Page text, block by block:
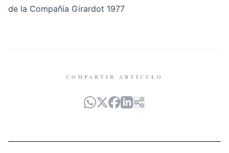
de la Compañía Girardot 1977
COMPARTIR ARTÍCULO